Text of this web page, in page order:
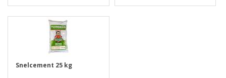
Snelcement 25 kg